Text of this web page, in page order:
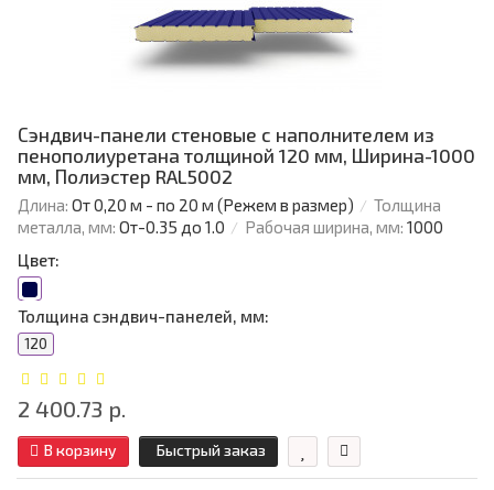
Сэндвич-панели стеновые с наполнителем из
пенополиуретана толщиной 120 мм, Ширина-1000
мм, Полиэстер RAL5002
Длина: От 0,20 м - по 20 м (Режем в размер)
Толщина
металла, мм: От-0.35 до 1.0 Рабочая ширина, мм: 1000
Цвет:
Толщина сэндвич-панелей, мм:
120
2 400.73 р.
В корзину Быстрый заказ